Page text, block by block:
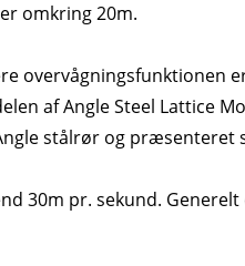
omkring 20m.
overvågningsfunktionen
af ​​Angle Steel Lattice
stålrør og præsenteret
30m pr. sekund. Generelt